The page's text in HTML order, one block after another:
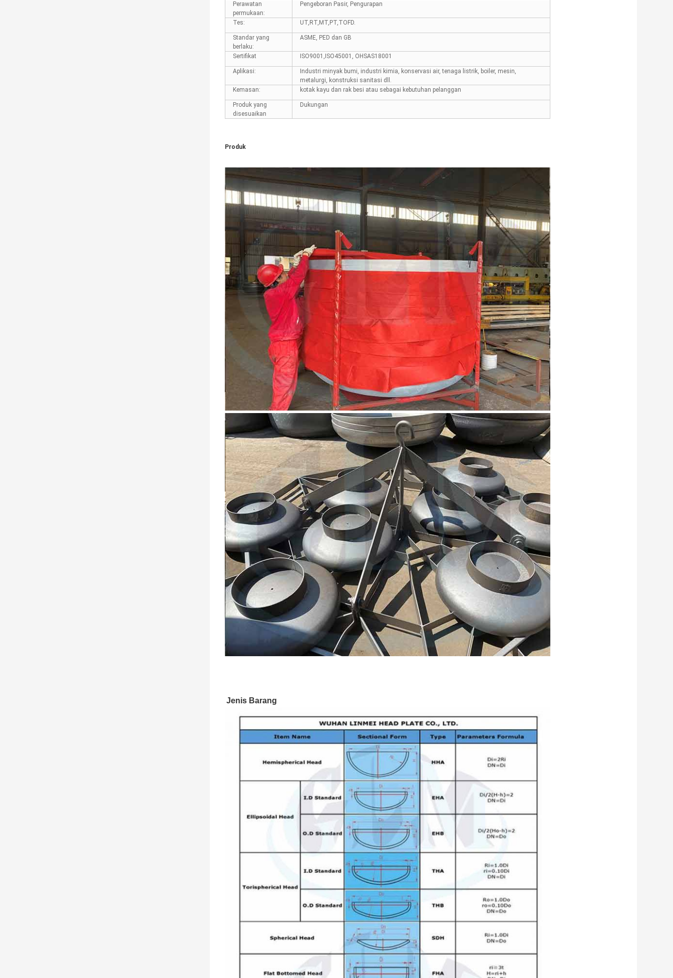
Perawatan
permukaan:
Pengeboran Pasir, Pengurapan
Tes: UT,RT,MT,PT,TOFD.
Standar yang
berlaku:
ASME, PED dan GB
Sertifikat ISO9001,ISO45001, OHSAS18001
Aplikasi:
Industri minyak bumi, industri kimia, konservasi air, tenaga listrik, boiler, mesin,
metalurgi, konstruksi sanitasi dll.
Kemasan:
kotak kayu dan rak besi atau sebagai kebutuhan pelanggan
Produk yang
disesuaikan
Dukungan
Produk
Jenis Barang